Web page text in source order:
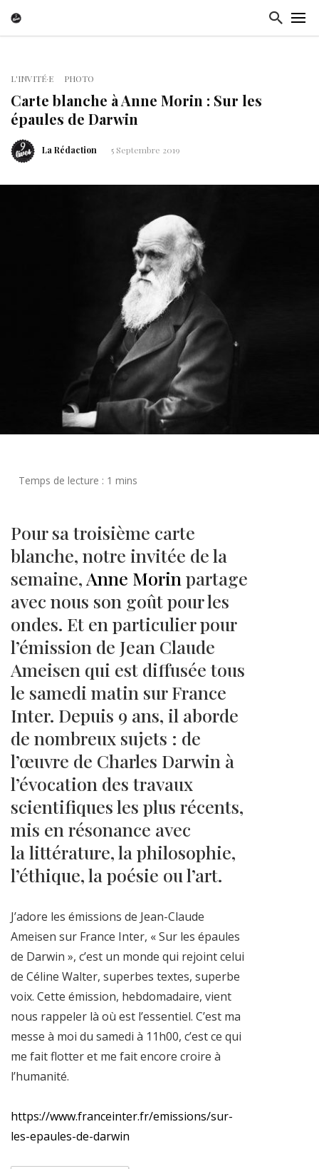
L'INVITÉ·E PHOTO
Carte blanche à Anne Morin : Sur les
épaules de Darwin
La Rédaction 5 Septembre 2019
Pour sa troisième carte
blanche, notre invitée de la
semaine, Anne Morin partage
avec nous son goût pour les
ondes. Et en particulier pour
l’émission de Jean Claude
Ameisen qui est diffusée tous
le samedi matin sur France
Inter. Depuis 9 ans, il aborde
de nombreux sujets : de
l’œuvre de Charles Darwin à
l’évocation des travaux
scientifiques les plus récents,
mis en résonance avec
la littérature, la philosophie,
l’éthique, la poésie ou l’art.
J’adore les émissions de Jean-Claude
Ameisen sur France Inter, « Sur les épaules
de Darwin », c’est un monde qui rejoint celui
de Céline Walter, superbes textes, superbe
voix. Cette émission, hebdomadaire, vient
nous rappeler là où est l’essentiel. C’est ma
messe à moi du samedi à 11h00, c’est ce qui
me fait flotter et me fait encore croire à
l’humanité.
https://www.franceinter.fr/emissions/sur-
les-epaules-de-darwin